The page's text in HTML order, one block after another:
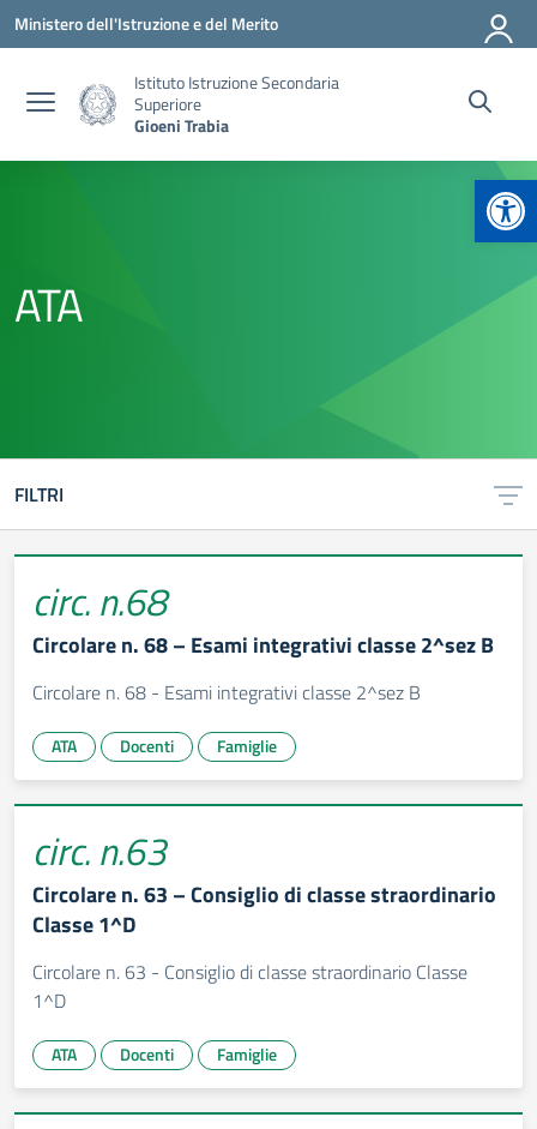
Vai ai contenuti
Vai al menu di navigazione
Vai al footer
Ministero dell'Istruzione e del Merito
Istituto Istruzione Secondaria
Superiore
Gioeni Trabia
ATA
FILTRI
circ. n.68
Circolare n. 68 – Esami integrativi classe 2^sez B
Circolare n. 68 - Esami integrativi classe 2^sez B
ATA Docenti Famiglie
circ. n.63
Circolare n. 63 – Consiglio di classe straordinario
Classe 1^D
Circolare n. 63 - Consiglio di classe straordinario Classe
1^D
ATA Docenti Famiglie